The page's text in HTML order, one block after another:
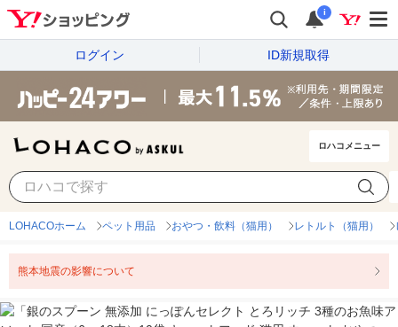
i
ログイン ID新規取得
ロハコメニュー
LOHACOホーム ペット用品 おやつ・飲料（猫用） レトルト（猫用）
熊本地震の影響について